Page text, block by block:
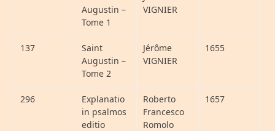
Augustin –
Tome 1
VIGNIER
137
Saint
Augustin –
Tome 2
Jérôme
VIGNIER
1655
296
Explanatio
in psalmos
editio
Roberto
Francesco
Romolo
1657